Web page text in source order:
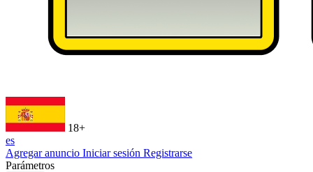
18+
es
Agregar anuncio Iniciar sesión Registrarse
Parámetros